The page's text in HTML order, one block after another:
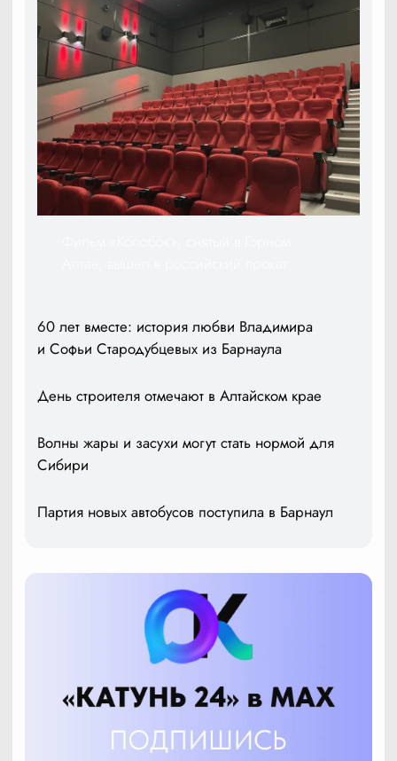
60 лет вместе: история любви Владимира
и Софьи Стародубцевых из Барнаула
День строителя отмечают в Алтайском крае
Волны жары и засухи могут стать нормой для
Сибири
Партия новых автобусов поступила в Барнаул